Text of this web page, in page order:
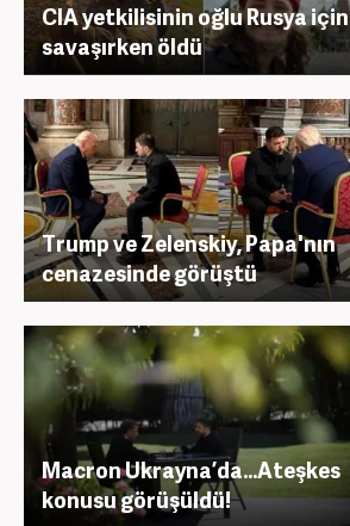
CIA yetkilisinin oğlu Rusya için
savaşırken öldü
Trump ve Zelenskiy, Papa'nın
cenazesinde görüştü
Macron Ukrayna’da...Ateşkes
konusu görüşüldü!